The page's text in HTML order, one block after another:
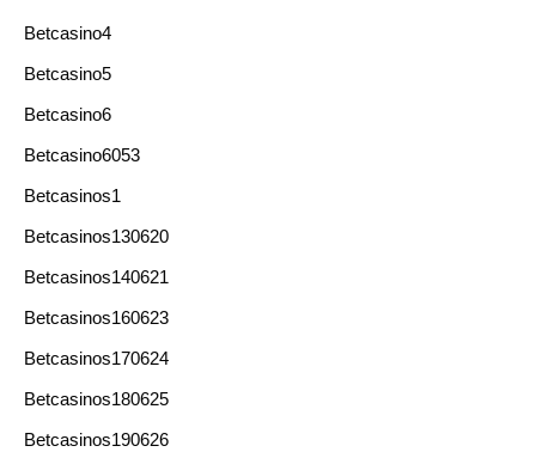
Betcasino4
Betcasino5
Betcasino6
Betcasino6053
Betcasinos1
Betcasinos130620
Betcasinos140621
Betcasinos160623
Betcasinos170624
Betcasinos180625
Betcasinos190626